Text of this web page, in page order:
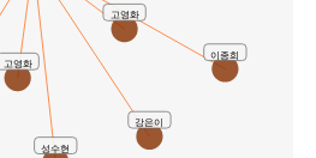
이종희
고영화
고영화
강은이
성수현